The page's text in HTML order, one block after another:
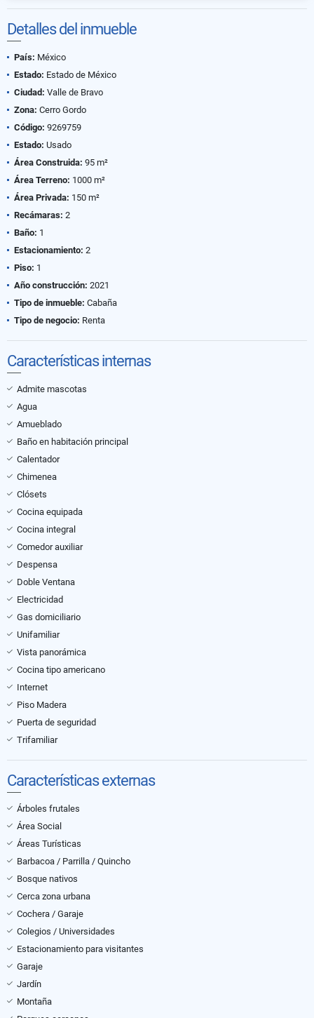
Detalles del inmueble
País: México
Estado: Estado de México
Ciudad: Valle de Bravo
Zona: Cerro Gordo
Código: 9269759
Estado: Usado
Área Construida: 95 m²
Área Terreno: 1000 m²
Área Privada: 150 m²
Recámaras: 2
Baño: 1
Estacionamiento: 2
Piso: 1
Año construcción: 2021
Tipo de inmueble: Cabaña
Tipo de negocio: Renta
Características internas
Admite mascotas
Agua
Amueblado
Baño en habitación principal
Calentador
Chimenea
Clósets
Cocina equipada
Cocina integral
Comedor auxiliar
Despensa
Doble Ventana
Electricidad
Gas domiciliario
Unifamiliar
Vista panorámica
Cocina tipo americano
Internet
Piso Madera
Puerta de seguridad
Trifamiliar
Características externas
Árboles frutales
Área Social
Áreas Turísticas
Barbacoa / Parrilla / Quincho
Bosque nativos
Cerca zona urbana
Cochera / Garaje
Colegios / Universidades
Estacionamiento para visitantes
Garaje
Jardín
Montaña